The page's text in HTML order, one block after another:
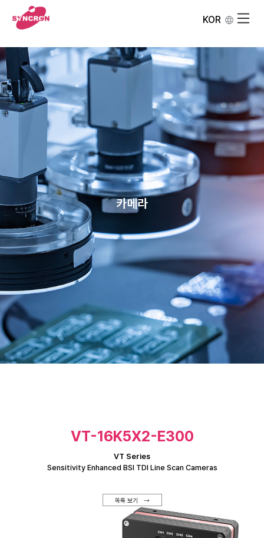
KOR
카메라
VT-16K5X2-E300
VT Series
Sensitivity Enhanced BSI TDI Line Scan Cameras
목록 보기